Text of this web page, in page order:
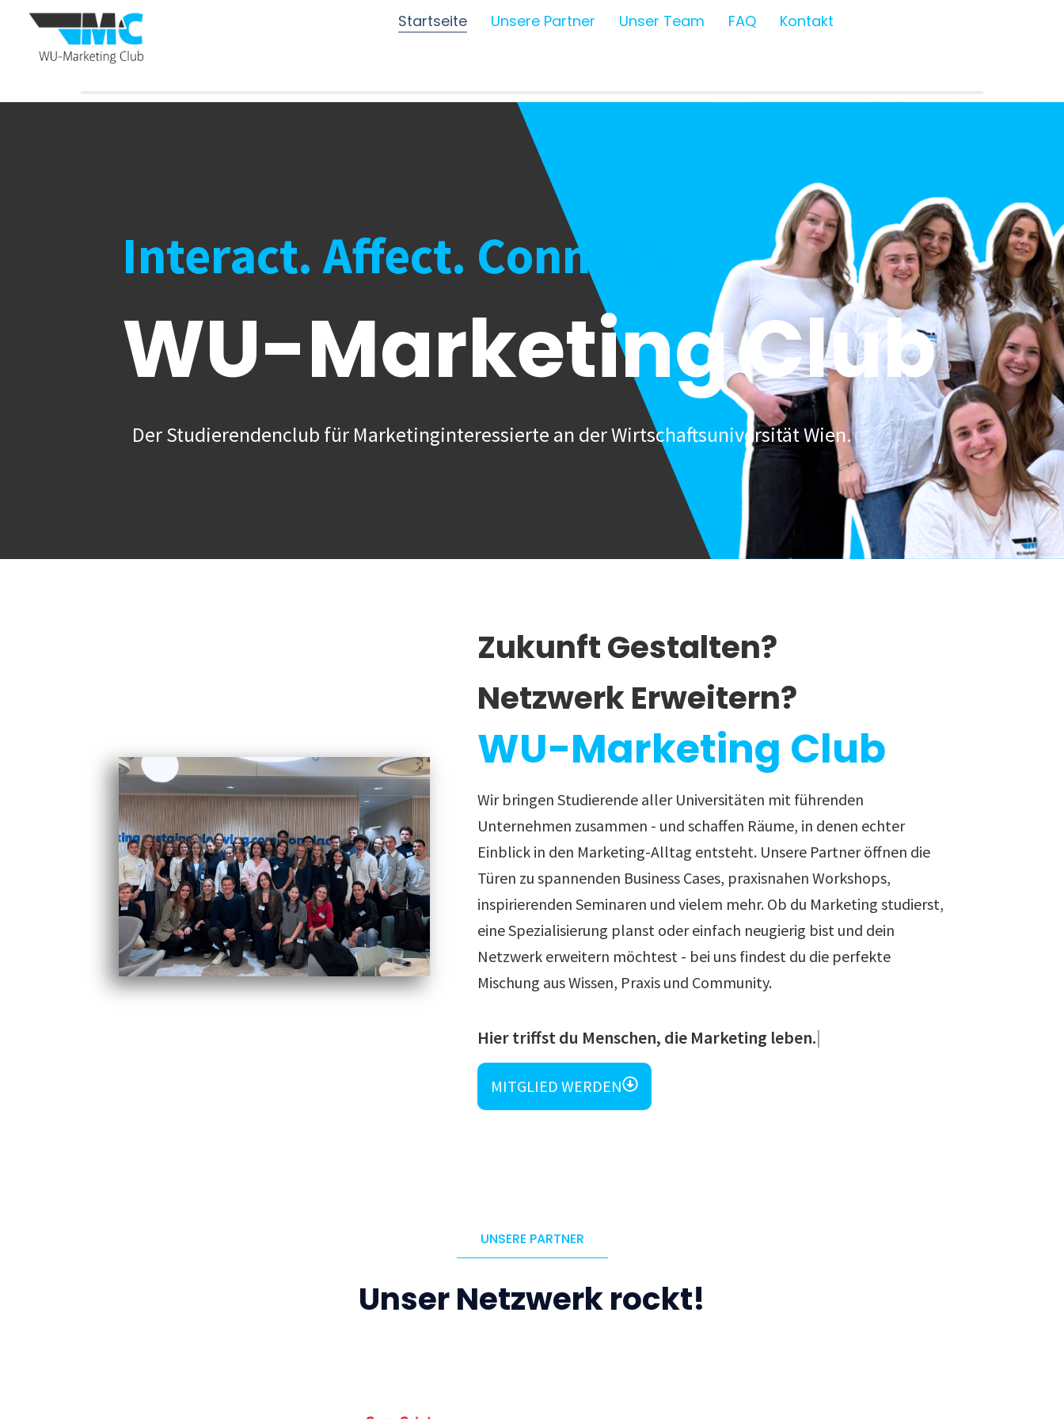
Startseite Unsere Partner Unser Team FAQ Kontakt
Interact. Affect. Connect.
WU-Marketing Club
Der Studierendenclub für Marketinginteressierte an der Wirtschaftsuniversität Wien.
Zukunft Gestalten?
Netzwerk Erweitern?
WU-Marketing Club
Wir bringen Studierende aller Universitäten mit führenden
Unternehmen zusammen - und schaffen Räume, in denen echter
Einblick in den Marketing-Alltag entsteht. Unsere Partner öffnen die
Türen zu spannenden Business Cases, praxisnahen Workshops,
inspirierenden Seminaren und vielem mehr. Ob du Marketing studierst,
eine Spezialisierung planst oder einfach neugierig bist und dein
Netzwerk erweitern möchtest - bei uns findest du die perfekte
Mischung aus Wissen, Praxis und Community.
Und vie
MITGLIED WERDEN
UNSERE PARTNER
Unser Netzwerk rockt!